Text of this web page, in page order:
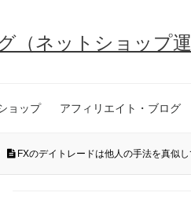
（ネットショップ
ョップ アフィリエイト・ブログ
FXのデイトレードは他人の手法を真似